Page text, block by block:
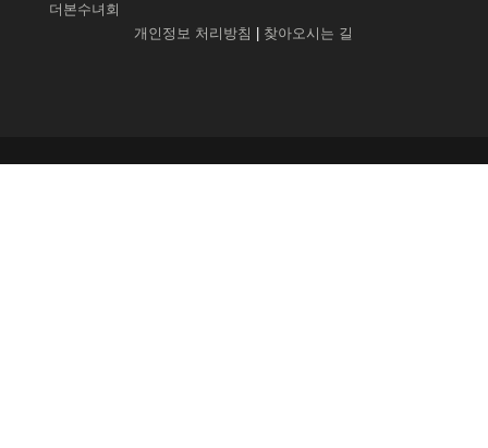
더본수녀회
개인정보 처리방침
찾아오시는 길